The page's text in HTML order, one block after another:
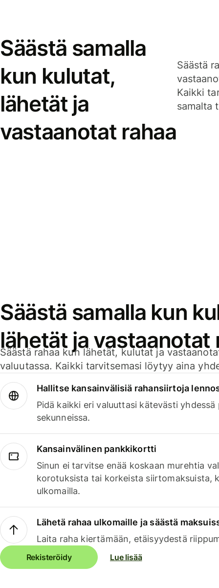
Säästä samalla
kun kulutat,
lähetät ja
vastaanotat rahaa
Säästä
Kaikki
samalta
Säästä samalla kun
lähetät ja vastaanotat
Säästä rahaa kun lähetät, kulutat ja
valuutassa. Kaikki tarvitsemasi löytyy aina
Hallitse kansainvälisiä rahansiirtoja
Pidä kaikki eri valuuttasi kätevästi yhdessä
sekunneissa.
Kansainvälinen pankkikortti
Sinun ei tarvitse enää koskaan murehtia
korotuksista tai korkeista siirtomaksuista,
ulkomailla.
Lähetä rahaa ulkomaille ja säästä
Laita raha kiertämään, etäisyydestä
Rekisteröidy Lue lisää